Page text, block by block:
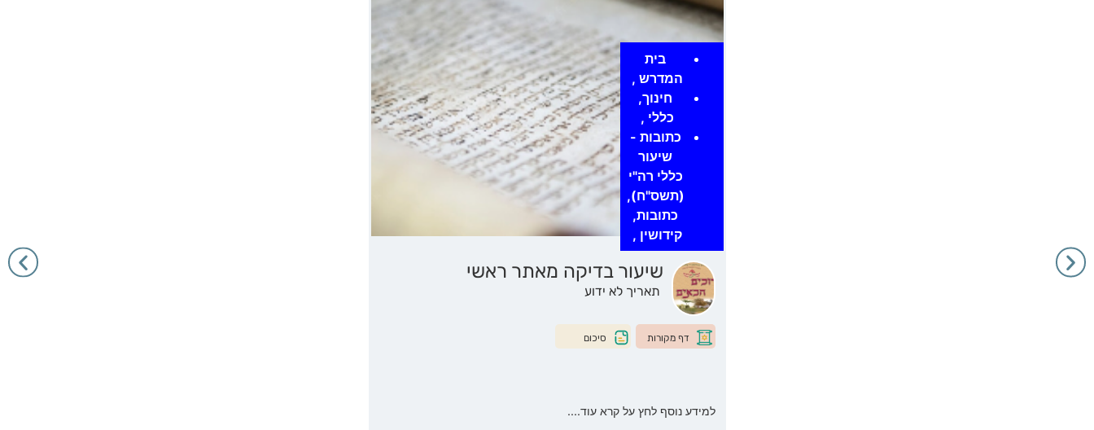
בית
המדרש ,
חינוך,
כללי ,
כתובות -
שיעור
כללי רה"י
(תשס"ח),
כתובות,
קידושין ,
שיעור בדיקה מאתר ראשי
תאריך לא ידוע
דף מקורות סיכום
למידע נוסף לחץ על קרא עוד....